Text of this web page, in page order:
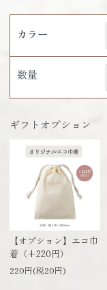
カラー
数量
ギフトオプション
【オプション】エコ巾
着（+220円）
220円(税20円)